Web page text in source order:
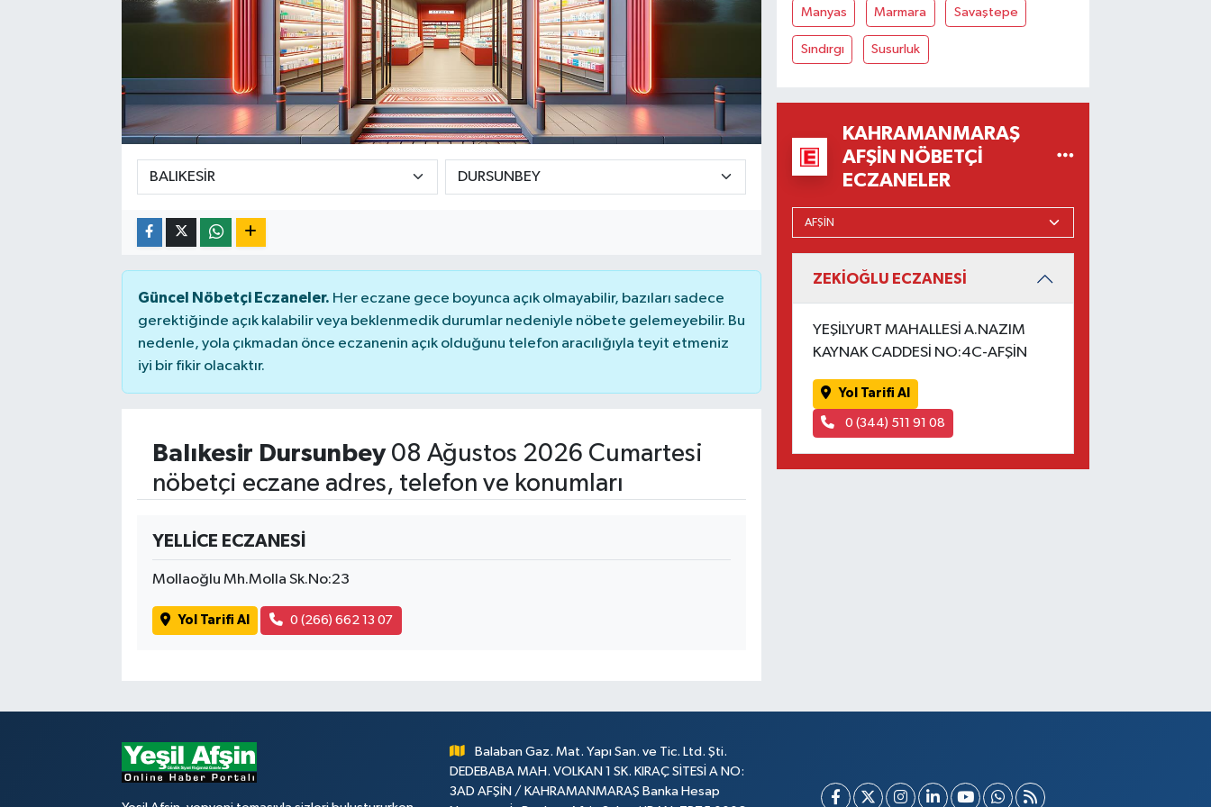
Güncel Nöbetçi Eczaneler. Her eczane gece boyunca açık olmayabilir, bazıları sadece
gerektiğinde açık kalabilir veya beklenmedik durumlar nedeniyle nöbete gelemeyebilir. Bu
nedenle, yola çıkmadan önce eczanenin açık olduğunu telefon aracılığıyla teyit etmeniz
iyi bir fikir olacaktır.
Balıkesir Dursunbey08 Ağustos 2026 Cumartesi
nöbetçi eczane adres, telefon ve konumları
YELLİCE ECZANESİ
Mollaoğlu Mh.Molla Sk.No:23
Yol Tarifi Al 0 (266) 662 13 07
Manyas Marmara Savaştepe
Sındırgı Susurluk
KAHRAMANMARAŞ
AFŞIN NÖBETÇI
ECZANELER
ZEKİOĞLU ECZANESİ
YEŞİLYURT MAHALLESİ A.NAZIM
KAYNAK CADDESİ NO:4C-AFŞİN
Yol Tarifi Al
0 (344) 511 91 08
Balaban Gaz. Mat. Yapı San. ve Tic. Ltd. Şti.
DEDEBABA MAH. VOLKAN 1 SK. KIRAÇ SİTESİ A NO:
3AD AFŞİN / KAHRAMANMARAŞ Banka Hesap